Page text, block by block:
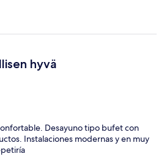
hyvä
Desayuno tipo bufet con
Instalaciones modernas y en muy